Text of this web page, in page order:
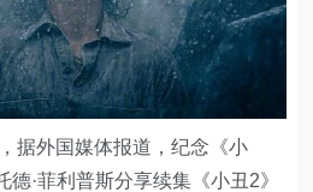
据外国媒体报道，纪念《小
·菲利普斯分享续集《小丑2》